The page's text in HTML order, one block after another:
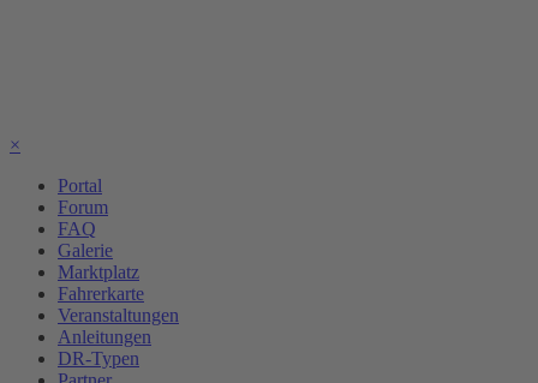
×
Portal
Forum
FAQ
Galerie
Marktplatz
Fahrerkarte
Veranstaltungen
Anleitungen
DR-Typen